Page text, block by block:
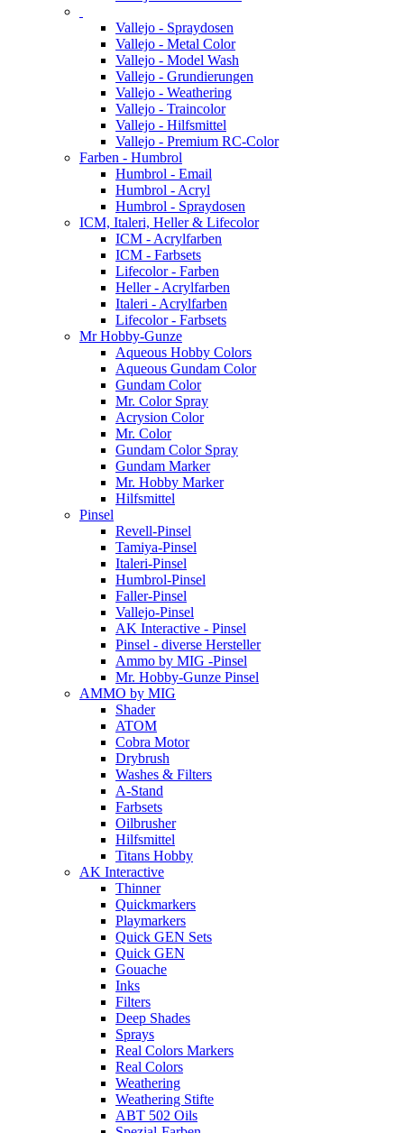
Vallejo - Spraydosen
Vallejo - Metal Color
Vallejo - Model Wash
Vallejo - Grundierungen
Vallejo - Weathering
Vallejo - Traincolor
Vallejo - Hilfsmittel
Vallejo - Premium RC-Color
Farben - Humbrol
Humbrol - Email
Humbrol - Acryl
Humbrol - Spraydosen
ICM, Italeri, Heller & Lifecolor
ICM - Acrylfarben
ICM - Farbsets
Lifecolor - Farben
Heller - Acrylfarben
Italeri - Acrylfarben
Lifecolor - Farbsets
Mr Hobby-Gunze
Aqueous Hobby Colors
Aqueous Gundam Color
Gundam Color
Mr. Color Spray
Acrysion Color
Mr. Color
Gundam Color Spray
Gundam Marker
Mr. Hobby Marker
Hilfsmittel
Pinsel
Revell-Pinsel
Tamiya-Pinsel
Italeri-Pinsel
Humbrol-Pinsel
Faller-Pinsel
Vallejo-Pinsel
AK Interactive - Pinsel
Pinsel - diverse Hersteller
Ammo by MIG -Pinsel
Mr. Hobby-Gunze Pinsel
AMMO by MIG
Shader
ATOM
Cobra Motor
Drybrush
Washes & Filters
A-Stand
Farbsets
Oilbrusher
Hilfsmittel
Titans Hobby
AK Interactive
Thinner
Quickmarkers
Playmarkers
Quick GEN Sets
Quick GEN
Gouache
Inks
Filters
Deep Shades
Sprays
Real Colors Markers
Real Colors
Weathering
Weathering Stifte
ABT 502 Oils